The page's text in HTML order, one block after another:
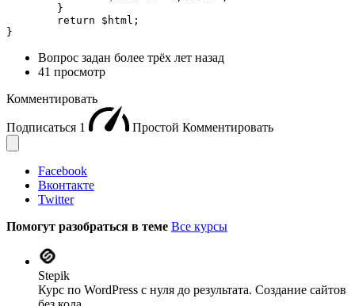
}
Вопрос задан более трёх лет назад
41 просмотр
Комментировать
Подписаться 1 Простой Комментировать
Facebook
Вконтакте
Twitter
Помогут разобраться в теме Все курсы
Stepik
Курс по WordPress с нуля до результата. Создание сайтов